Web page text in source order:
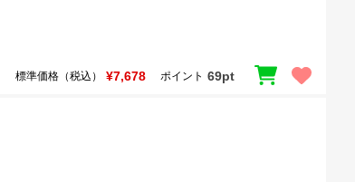
標準価格（税込） ¥7,678 ポイント 69pt